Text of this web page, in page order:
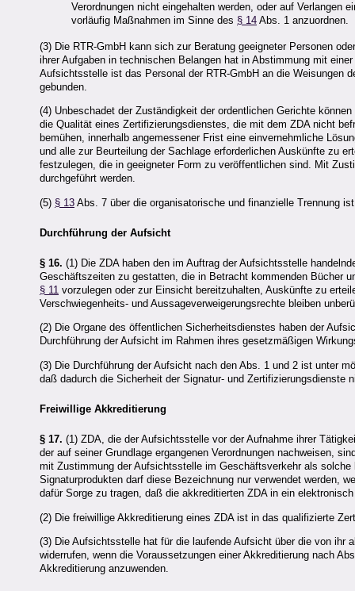
Verordnungen nicht eingehalten werden, oder auf Verlangen
vorläufig Maßnahmen im Sinne des § 14 Abs. 1 anzuordnen.
(3) Die RTR-GmbH kann sich zur Beratung geeigneter Personen
ihrer Aufgaben in technischen Belangen hat in Abstimmung mit
Aufsichtsstelle ist das Personal der RTR-GmbH an die Weisungen
gebunden.
(4) Unbeschadet der Zuständigkeit der ordentlichen Gerichte
die Qualität eines Zertifizierungsdienstes, die mit dem ZDA nicht
bemühen, innerhalb angemessener Frist eine einvernehmliche
und alle zur Beurteilung der Sachlage erforderlichen Auskünfte zu
festzulegen, die in geeigneter Form zu veröffentlichen sind. Mit
durchgeführt werden.
(5) § 13 Abs. 7 über die organisatorische und finanzielle Trennung
Durchführung der Aufsicht
§ 16. (1) Die ZDA haben den im Auftrag der Aufsichtsstelle
Geschäftszeiten zu gestatten, die in Betracht kommenden Bücher
§ 11 vorzulegen oder zur Einsicht bereitzuhalten, Auskünfte zu
Verschwiegenheits- und Aussageverweigerungsrechte bleiben
(2) Die Organe des öffentlichen Sicherheitsdienstes haben der
Durchführung der Aufsicht im Rahmen ihres gesetzmäßigen
(3) Die Durchführung der Aufsicht nach den Abs. 1 und 2 ist unter
daß dadurch die Sicherheit der Signatur- und Zertifizierungsdienste
Freiwillige Akkreditierung
§ 17. (1) ZDA, die der Aufsichtsstelle vor der Aufnahme ihrer
der auf seiner Grundlage ergangenen Verordnungen nachweisen,
mit Zustimmung der Aufsichtsstelle im Geschäftsverkehr als
Signaturprodukten darf diese Bezeichnung nur verwendet werden,
dafür Sorge zu tragen, daß die akkreditierten ZDA in ein
(2) Die freiwillige Akkreditierung eines ZDA ist in das qualifizierte
(3) Die Aufsichtsstelle hat für die laufende Aufsicht über die von ihr
widerrufen, wenn die Voraussetzungen einer Akkreditierung nach
Akkreditierung anzuwenden.